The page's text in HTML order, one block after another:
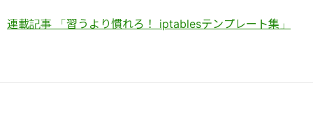
連載記事 「習うより慣れろ！ iptablesテンプレート集」